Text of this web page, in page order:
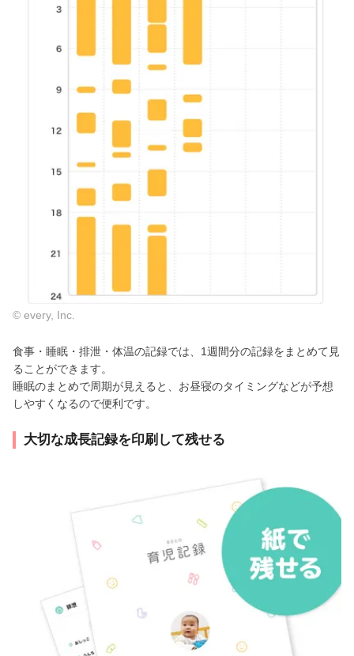
© every, Inc.
食事・睡眠・排泄・体温の記録では、1週間分の記録をまとめて見
ることができます。
睡眠のまとめで周期が見えると、お昼寝のタイミングなどが予想
しやすくなるので便利です。
大切な成長記録を印刷して残せる